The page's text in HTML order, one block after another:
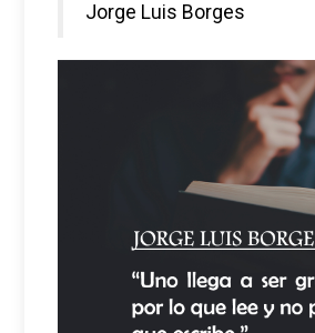
Jorge Luis Borges